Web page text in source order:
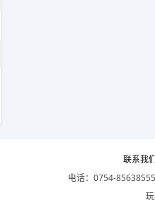
联系我
电话：0754-